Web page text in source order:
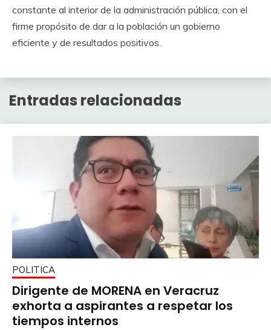
constante al interior de la administración pública, con el
firme propósito de dar a la población un gobierno
eficiente y de resultados positivos.
Entradas relacionadas
POLITICA
Dirigente de MORENA en Veracruz
exhorta a aspirantes a respetar los
tiempos internos